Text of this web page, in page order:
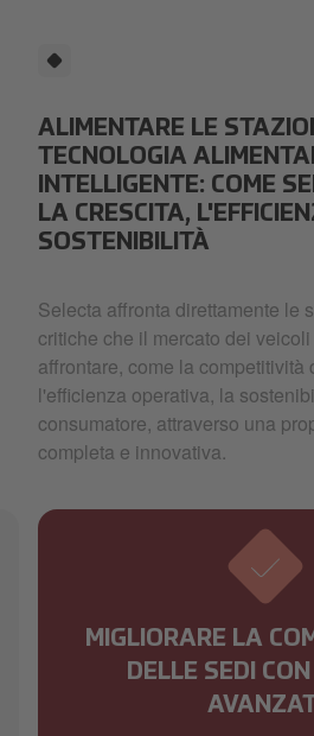
ALIMENTARE LE
TECNOLOGIA
INTELLIGENTE: COME
LA CRESCITA,
SOSTENIBILITÀ
Selecta affronta direttamente le
critiche che il mercato dei
affrontare, come la competitività
l'efficienza operativa, la
consumatore, attraverso una
completa e innovativa.
MIGLIORARE LA
DELLE SEDI